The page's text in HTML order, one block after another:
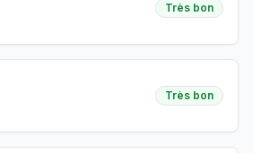
Très bon
Très bon